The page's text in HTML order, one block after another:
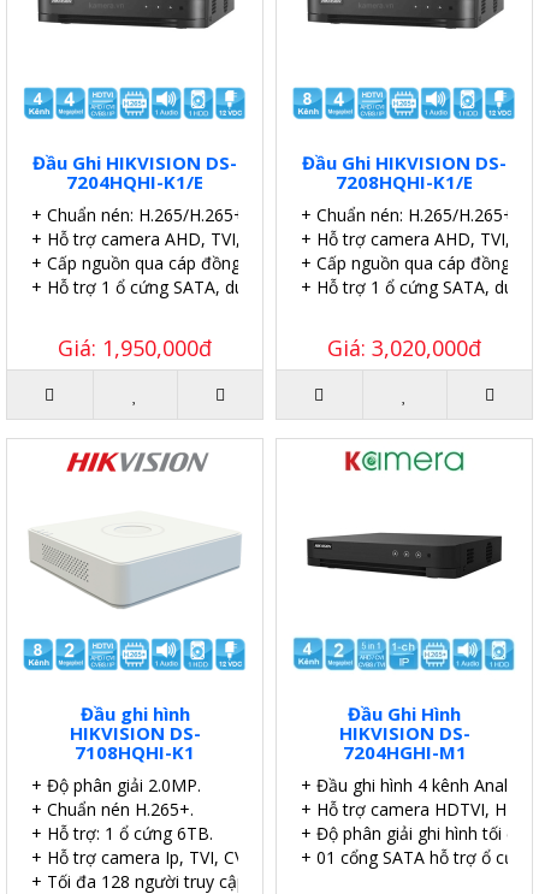
Đầu Ghi HIKVISION DS-
7204HQHI-K1/E
+ Chuẩn nén: H.265/H.265+.
+ Hỗ trợ camera AHD, TVI, CVI, IP
+ Cấp nguồn qua cáp đồng trục (PoC).
+ Hỗ trợ 1 ổ cứng SATA, dung lượng 6TB.
Giá: 1,950,000đ
Đầu Ghi HIKVISION DS-
7208HQHI-K1/E
+ Chuẩn nén: H.265/H.265+.
+ Hỗ trợ camera AHD, TVI,
+ Cấp nguồn qua cáp đồng
+ Hỗ trợ 1 ổ cứng SATA,
Giá: 3,020,000đ
Đầu ghi hình
HIKVISION DS-
7108HQHI-K1
+ Độ phân giải 2.0MP.
+ Chuẩn nén H.265+.
+ Hỗ trợ: 1 ổ cứng 6TB.
+ Hỗ trợ camera Ip, TVI, CVI, AHD
+ Tối đa 128 người truy cập.
Đầu Ghi Hình
HIKVISION DS-
7204HGHI-M1
+ Đầu ghi hình 4 kênh Analog
+ Hỗ trợ camera HDTVI,
+ Độ phân giải ghi hình tối đa
+ 01 cổng SATA hỗ trợ ổ